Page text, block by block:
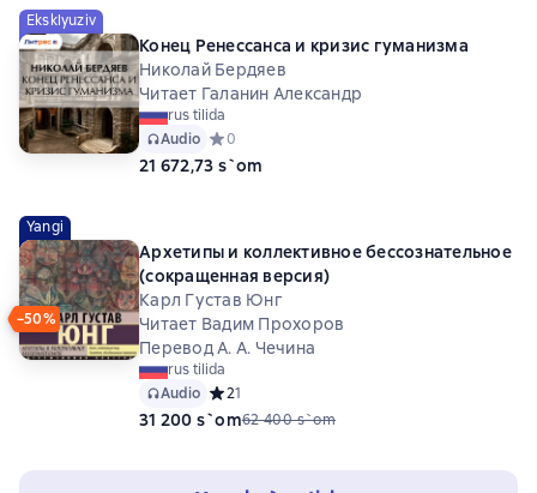
Eksklyuziv
Конец Ренессанса и кризис гуманизма
Николай Бердяев
Читает Галанин Александр
rus tilida
Audio Средний рейтинг 0 на основе 0 оценок
0
21 672,73 s`om
Yangi
−50%
Архетипы и коллективное бессознательное
(сокращенная версия)
Карл Густав Юнг
Читает Вадим Прохоров
Перевод А. А. Чечина
rus tilida
Audio Средний рейтинг 2 на основе 1 оценок
21
31 200 s`om62 400 s`om